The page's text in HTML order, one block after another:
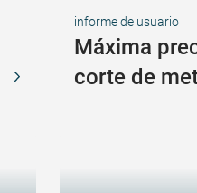
informe de usuario
Máxima
corte de